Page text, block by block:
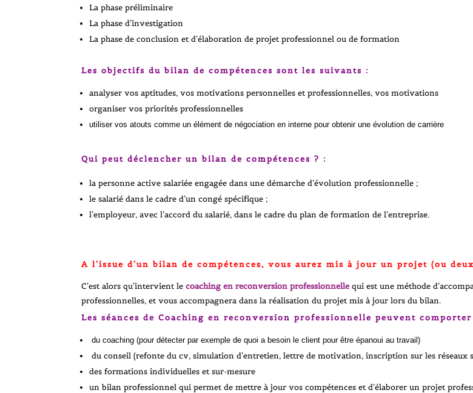
La phase préliminaire
La phase d’investigation
La phase de conclusion et d’élaboration de projet professionnel ou de formation
Les objectifs du bilan de compétences sont les suivants :
analyser vos aptitudes, vos motivations personnelles et professionnelles, vos motivations
organiser vos priorités professionnelles
utiliser vos atouts comme un élément de négociation en interne pour obtenir une évolution de carrière
Qui peut déclencher un bilan de compétences ? :
la personne active salariée engagée dans une démarche d’évolution professionnelle ;
le salarié dans le cadre d’un congé spécifique ;
l’employeur, avec l’accord du salarié, dans le cadre du plan de formation de l’entreprise.
A l’issue d’un bilan de compétences, vous aurez mis à jour un projet (ou
C’est alors qu’intervient lecoaching en reconversion professionnellequi est une méthode
professionnelles, et vous accompagnera dans la réalisation du projet mis à jour lors du bilan.
Les séances deCoaching en reconversion professionnellepeuvent comporter
du coaching (pour détecter par exemple de quoi a besoin le client pour être épanoui au travail)
du conseil (refonte du cv, simulation d’entretien, lettre de motivation, inscription sur les réseaux
des formations individuelles et sur-mesure
un bilan professionnel qui permet de mettre à jour vos compétences et d’élaborer un projet